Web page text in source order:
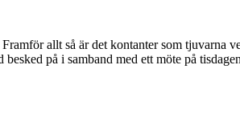
allt så är det kontanter som tjuvarna
på i samband med ett möte på